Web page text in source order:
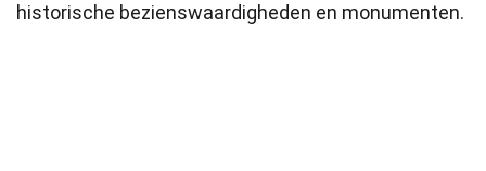
historische bezienswaardigheden en monumenten.